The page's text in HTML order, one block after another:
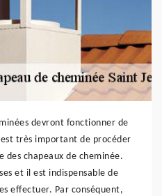
devront fonctionner de
très important de procéder
des chapeaux de cheminée.
et il est indispensable de
effectuer. Par conséquent,